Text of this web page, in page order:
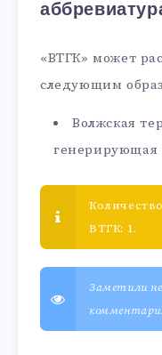
«ВТГК» может
следующим
Волжская
генерирующая
ВТГК: 1.
Заметили